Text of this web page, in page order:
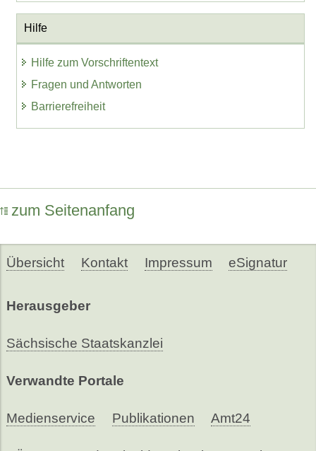
Hilfe
Hilfe zum Vorschriftentext
Fragen und Antworten
Barrierefreiheit
zum Seitenanfang
Übersicht Kontakt Impressum eSignatur
Herausgeber
Sächsische Staatskanzlei
Verwandte Portale
Medienservice Publikationen Amt24